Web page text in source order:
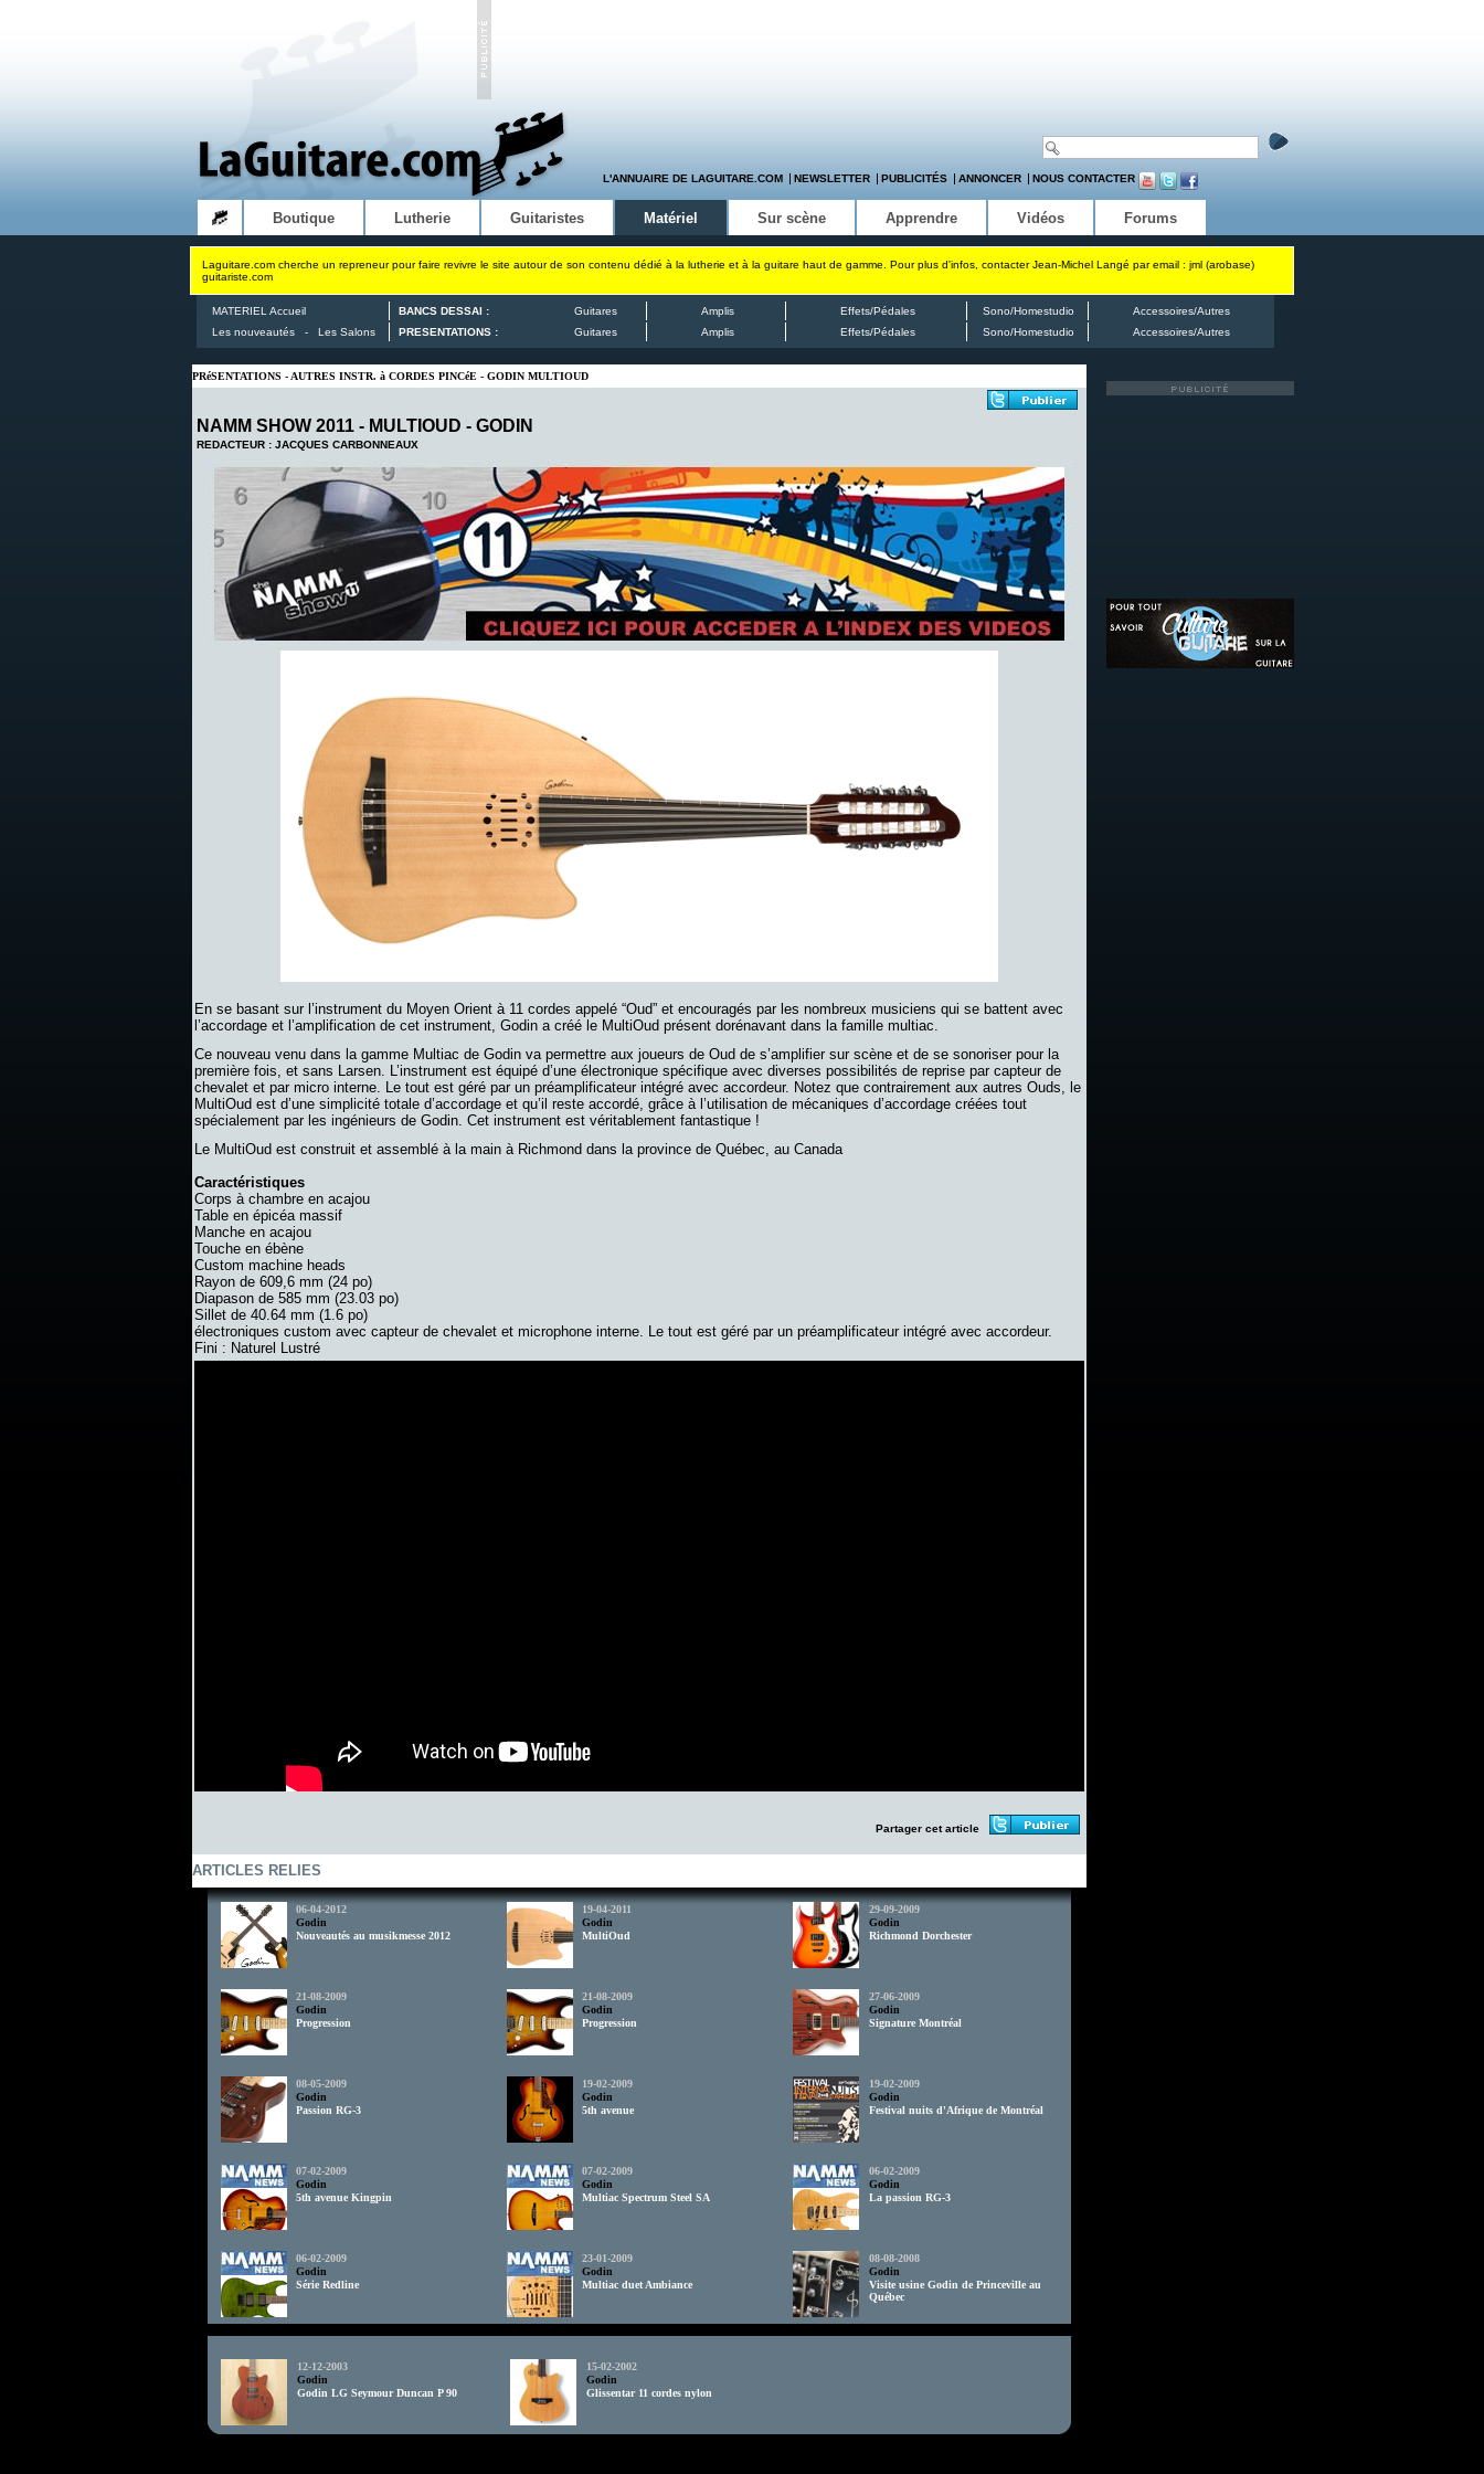
L'ANNUAIRE DE LAGUITARE.COM NEWSLETTER PUBLICITÉS ANNONCER NOUS CONTACTER
Boutique Lutherie Guitaristes Matériel Sur scène Apprendre Vidéos Forums
Laguitare.com cherche un repreneur pour faire revivre le site autour de son contenu dédié à la lutherie et à la guitare haut de gamme. Pour plus d'infos, contacter Jean-Michel Langé par email : jml (arobase)
guitariste.com
MATERIEL Accueil BANCS DESSAI : Guitares Amplis Effets/Pédales Sono/Homestudio
Accessoires/Autres
Les nouveautés
- Les Salons PRESENTATIONS : Guitares Amplis Effets/Pédales Sono/Homestudio Accessoires/Autres
PRéSENTATIONS - AUTRES INSTR. à CORDES PINCéE - GODIN MULTIOUD
NAMM SHOW 2011 - MULTIOUD - GODIN
REDACTEUR : JACQUES CARBONNEAUX
En se basant sur l’instrument du Moyen Orient à 11 cordes appelé “Oud” et encouragés par les nombreux musiciens qui se battent avec
l’accordage et l’amplification de cet instrument, Godin a créé le MultiOud présent dorénavant dans la famille multiac.
Ce nouveau venu dans la gamme Multiac de Godin va permettre aux joueurs de Oud de s’amplifier sur scène et de se sonoriser pour la
première fois, et sans Larsen. L’instrument est équipé d’une électronique spécifique avec diverses possibilités de reprise par capteur de
chevalet et par micro interne. Le tout est géré par un préamplificateur intégré avec accordeur. Notez que contrairement aux autres Ouds, le
MultiOud est d’une simplicité totale d’accordage et qu’il reste accordé, grâce à l’utilisation de mécaniques d’accordage créées tout
spécialement par les ingénieurs de Godin. Cet instrument est véritablement fantastique !
Le MultiOud est construit et assemblé à la main à Richmond dans la province de Québec, au Canada
Caractéristiques
Corps à chambre en acajou
Table en épicéa massif
Manche en acajou
Touche en ébène
Custom machine heads
Rayon de 609,6 mm (24 po)
Diapason de 585 mm (23.03 po)
Sillet de 40.64 mm (1.6 po)
électroniques custom avec capteur de chevalet et microphone interne. Le tout est géré par un préamplificateur intégré avec accordeur.
Fini : Naturel Lustré
Partager cet article
ARTICLES RELIES
06-04-2012
Godin
Nouveautés au musikmesse 2012
19-04-2011
Godin
MultiOud
29-09-2009
Godin
Richmond Dorchester
21-08-2009
Godin
Progression
21-08-2009
Godin
Progression
27-06-2009
Godin
Signature Montréal
08-05-2009
Godin
Passion RG-3
19-02-2009
Godin
5th avenue
19-02-2009
Godin
Festival nuits d'Afrique de Montréal
07-02-2009
Godin
5th avenue Kingpin
07-02-2009
Godin
Multiac Spectrum Steel SA
06-02-2009
Godin
La passion RG-3
06-02-2009
Godin
Série Redline
23-01-2009
Godin
Multiac duet Ambiance
08-08-2008
Godin
Visite usine Godin de Princeville au
Québec
12-12-2003
Godin
Godin LG Seymour Duncan P 90
15-02-2002
Godin
Glissentar 11 cordes nylon